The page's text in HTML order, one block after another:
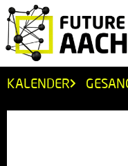
KALENDER